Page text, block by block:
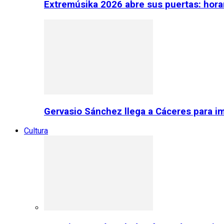
Extremúsika 2026 abre sus puertas:
Gervasio Sánchez llega a Cáceres para
Cultura